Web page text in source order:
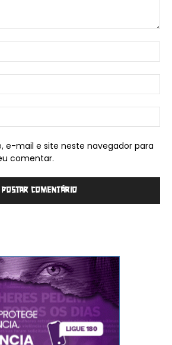
e-mail e site neste navegador para
comentar.